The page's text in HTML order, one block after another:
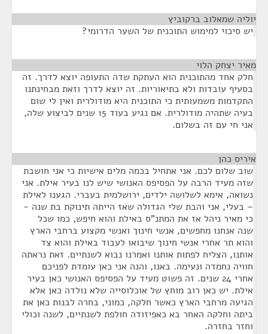
יוליה שמאלוב ברקוביץ
יש סיכוי למימוש התוכנית של השער הדרומי?
מאיר יצחק הלוי
חלק אחד מהתוכנית הוא העתקת שדה התעופה יוצא לדרך. זה
בסעיף עובדות ולא בתיאוריות. זה יוצא לדרך וזאת מבחינתנו
התקדמות משמעותית כי התוכנית היא מודולרית ואין לי שום
בעיה שתהיה מודולרית. אם נגיע בעוד 15 שנים לביצוע שלה,
אני חי עם זה בשלום.
איריס כהן
שוב שלום לכם. אני אתחיל בכמה מלים אישיות כי אני חושבת
שזה מעיד הרבה על הפסיפס האנושי שיש לנו בעיר אילת. אני
נשואה, אימא לשלושה ילדים, ירושלמית בעברי. הגענו לאילת
– בעלי, אני והבת שלי הגדולה שאז הייתה תינוקת בת שנה -
כי מאיר ניהל אז את המתנ"ס באילת והוא חיפש, כמו שכל
שנה אנחנו מחפשים, אנשי חינוך ואנשי מקצוע ברחבי הארץ
והוא תר אחרי אנשי חינוך שיבואו לעבוד באילת והוא צד
אותנו, הצליח לפתות אותנו ואמרנו נבוא לשנתיים. זאת נראתה
חוויה נחמדה ונעימה. באנו, והנה אני כאן עומדת לפניכם
אחרי 24 שנים. זה פשוט מעיד על הפסיפס האנושי כאן בעיר
אילת. יש כאן רוב מוחץ של אוכלוסייה שלא נולדה כאן אלא
הגיעה מרחבי הארץ כאשר חלקה, כמוני, בחרה לבנות כאן את
ביתה וחלקה האחר בא כאפיזודה חולפת לשנתיים, לשנה וכולי
וחזר בחזרה.